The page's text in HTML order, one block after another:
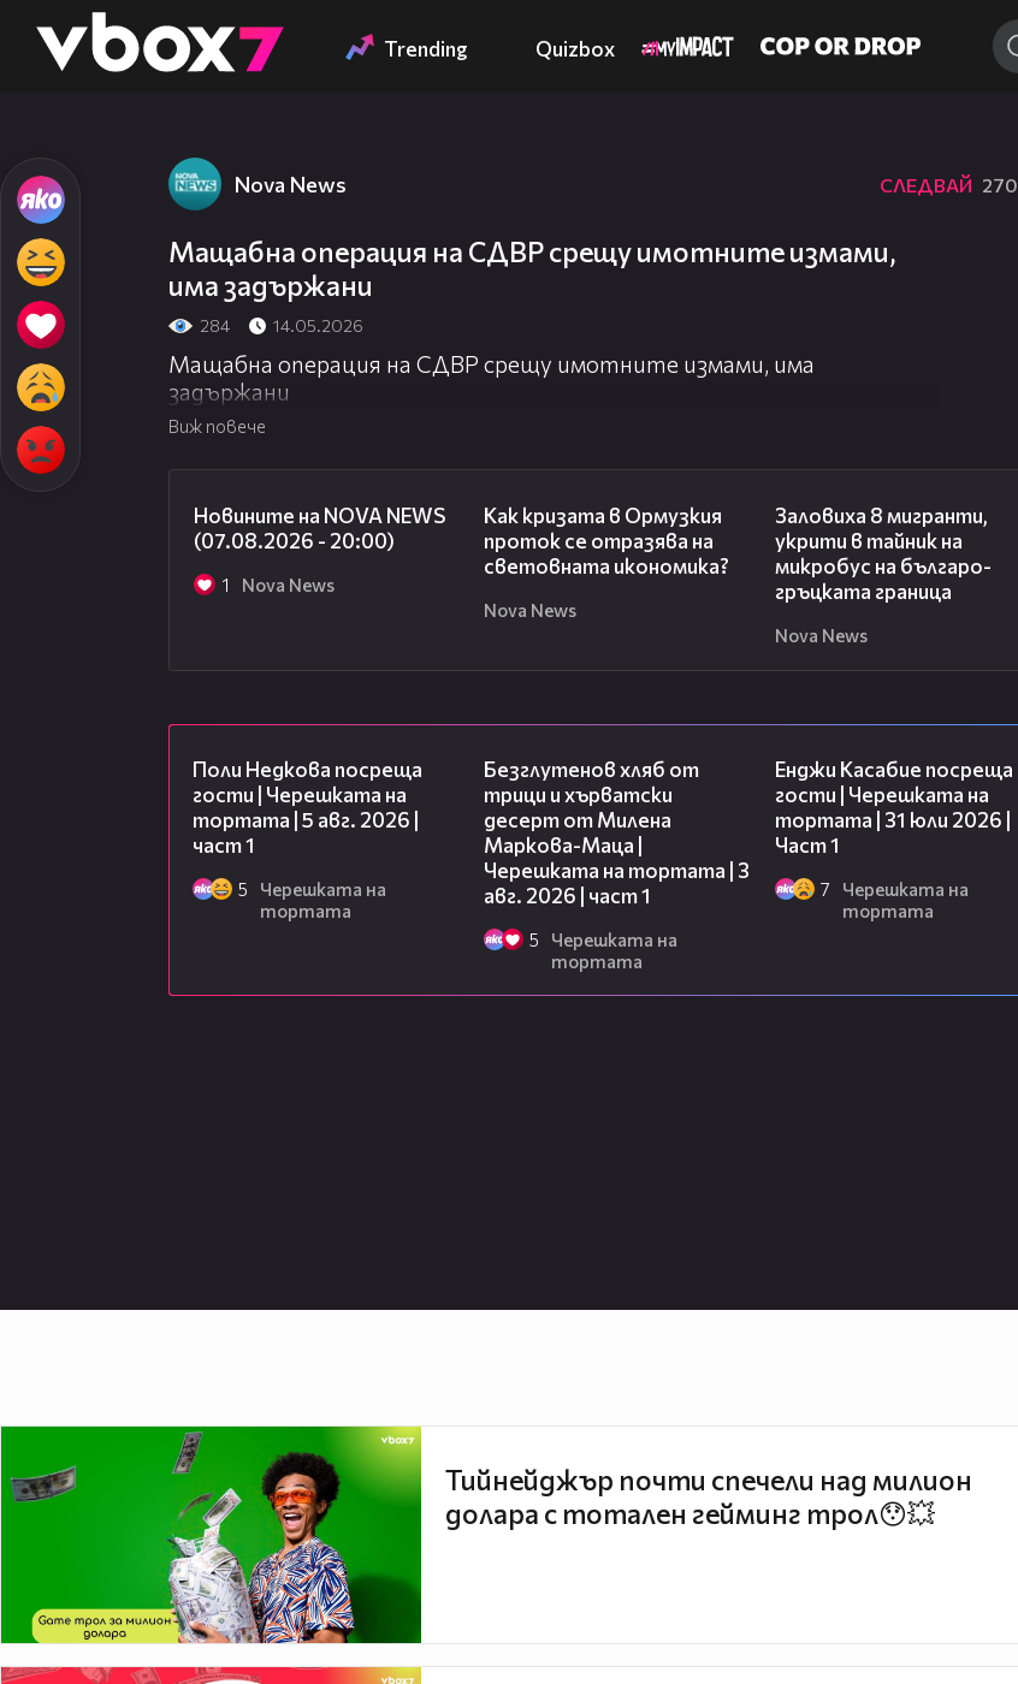
👾 Trending Quizbox
Nova News СЛЕДВАЙ 270
Мащабна операция на СДВР срещу имотните измами,
има задържани
284 14.05.2026
Мащабна операция на СДВР срещу имотните измами, има
задържани
Виж повече
Новините на NOVA NEWS
(07.08.2026 - 20:00)
1 Nova News
Как кризата в Ормузкия
проток се отразява на
световната икономика?
Nova News
Заловиха 8 мигранти,
укрити в тайник на
микробус на българо-
гръцката граница
Nova News
Поли Недкова посреща
гости | Черешката на
тортата | 5 авг. 2026 |
част 1
5
Черешката на
тортата
Безглутенов хляб от
трици и хърватски
десерт от Милена
Маркова-Маца |
Черешката на тортата | 3
авг. 2026 | част 1
5
Черешката на
тортата
Енджи Касабие посреща
гости | Черешката на
тортата | 31 юли 2026 |
Част 1
7
Черешката на
тортата
Тийнейджър почти спечели над милион
долара с тотален гейминг трол😯💥